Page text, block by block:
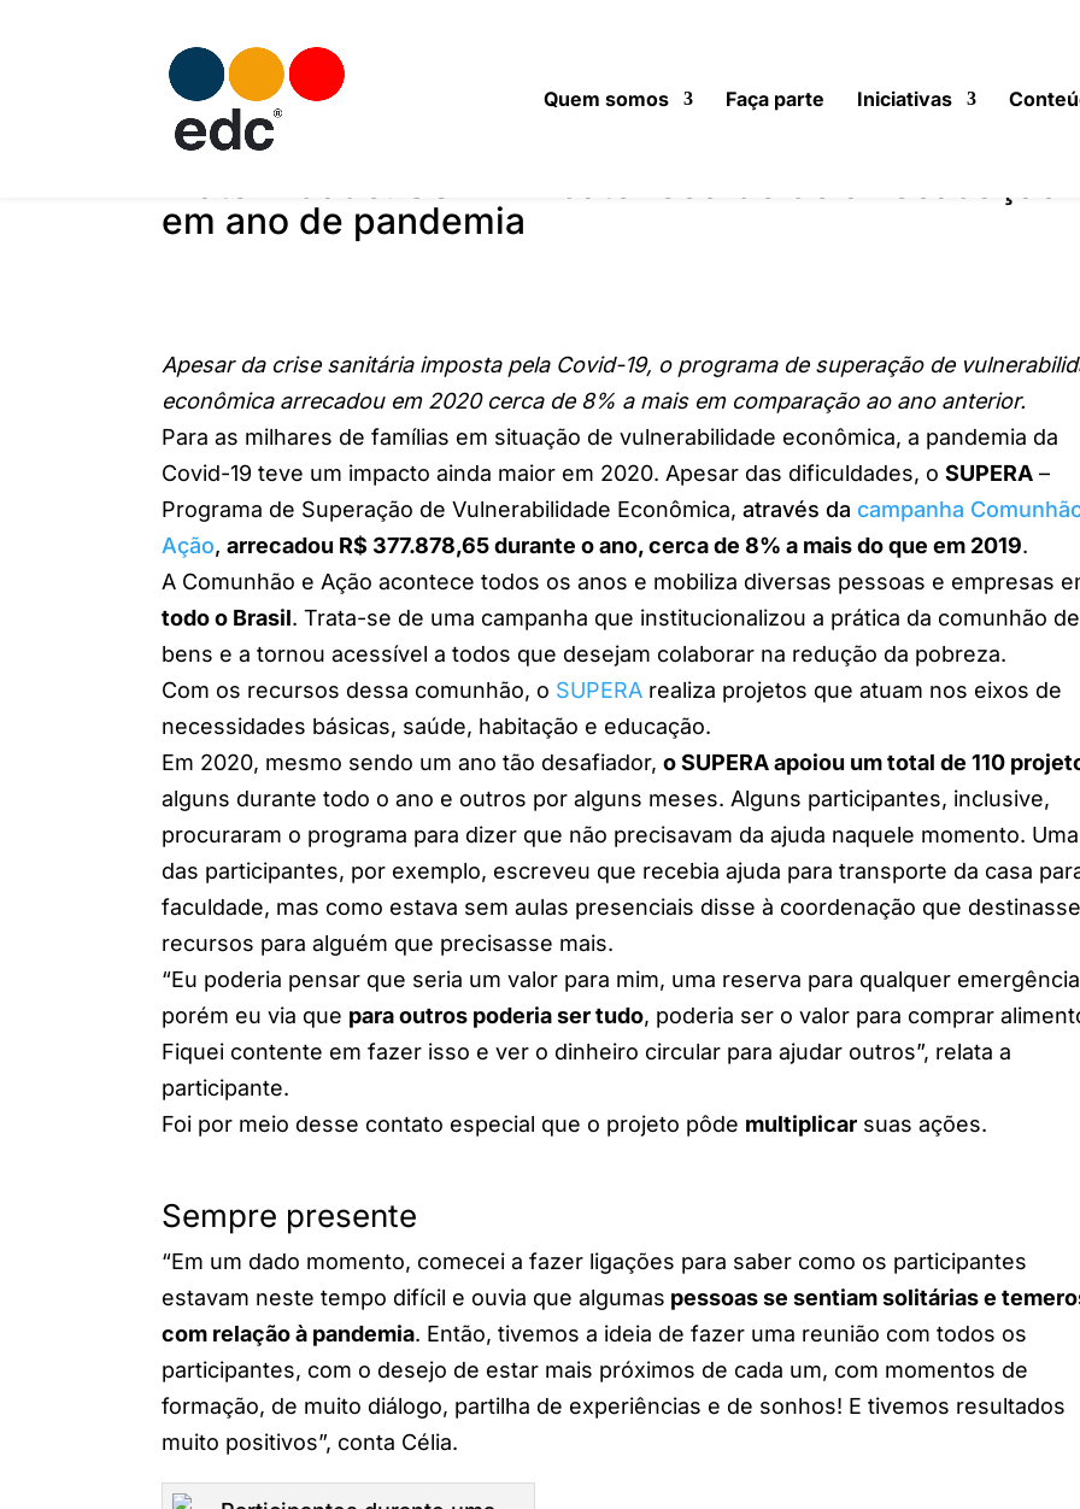
Quem somos Faça parte Iniciativas
em ano de pandemia
Apesar da crise sanitária imposta pela Covid-19, o programa de superação de
econômica arrecadou em 2020 cerca de 8% a mais em comparação ao ano anterior.
Para as milhares de famílias em situação de vulnerabilidade econômica, a pandemia da
Covid-19 teve um impacto ainda maior em 2020. Apesar das dificuldades, oSUPERA –
Programa de Superação de Vulnerabilidade Econômica,através dacampanha
Ação,arrecadou R$ 377.878,65 durante o ano, cerca de 8% a mais do que em 2019.
A Comunhão e Ação acontece todos os anos e mobiliza diversas pessoas e empresas
todo o Brasil. Trata-se de uma campanha que institucionalizou a prática da comunhão de
bens e a tornou acessível a todos que desejam colaborar na redução da pobreza.
Com os recursos dessa comunhão, o SUPERA realiza projetos que atuam nos eixos de
necessidades básicas, saúde, habitação e educação.
Em 2020, mesmo sendo um ano tão desafiador,o SUPERA apoiou um total de 110
alguns durante todo o ano e outros por alguns meses. Alguns participantes, inclusive,
procuraram o programa para dizer que não precisavam da ajuda naquele momento. Uma
das participantes, por exemplo, escreveu que recebia ajuda para transporte da casa
faculdade, mas como estava sem aulas presenciais disse à coordenação que
recursos para alguém que precisasse mais.
“Eu poderia pensar que seria um valor para mim, uma reserva para qualquer
porém eu via que para outros poderia ser tudo, poderia ser o valor para comprar
Fiquei contente em fazer isso e ver o dinheiro circular para ajudar outros”, relata a
participante.
Foi por meio desse contato especial que o projeto pôde multiplicar suas ações.
Sempre presente
“Em um dado momento, comecei a fazer ligações para saber como os participantes
estavam neste tempo difícil e ouvia que algumas pessoas se sentiam solitárias e
com relação à pandemia. Então, tivemos a ideia de fazer uma reunião com todos os
participantes, com o desejo de estar mais próximos de cada um, com momentos de
formação, de muito diálogo, partilha de experiências e de sonhos! E tivemos resultados
muito positivos”, conta Célia.